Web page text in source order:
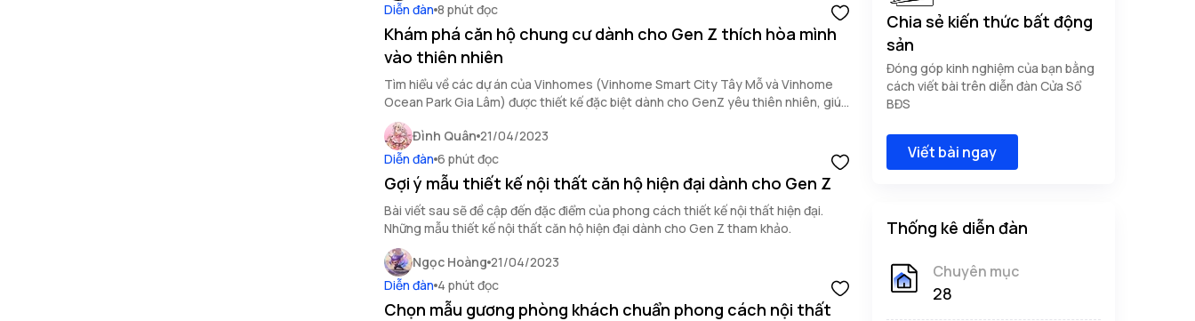
Diễn đàn 8 phút đọc
Khám phá căn hộ chung cư dành cho Gen Z thích hòa mình
vào thiên nhiên
Tìm hiểu về các dự án của Vinhomes (Vinhome Smart City Tây Mỗ và Vinhome
Ocean Park Gia Lâm) được thiết kế đặc biệt dành cho GenZ yêu thiên nhiên, giúp
bạn tìm được không gian sống lý tưởng và tận hưởng cuộc sống xanh mát trong
lòng thành phố.
Đình Quân 21/04/2023
Diễn đàn 6 phút đọc
Gợi ý mẫu thiết kế nội thất căn hộ hiện đại dành cho Gen Z
Bài viết sau sẽ đề cập đến đặc điểm của phong cách thiết kế nội thất hiện đại.
Những mẫu thiết kế nội thất căn hộ hiện đại dành cho Gen Z tham khảo.
Ngọc Hoàng 21/04/2023
Diễn đàn 4 phút đọc
Chọn mẫu gương phòng khách chuẩn phong cách nội thất
Chia sẻ kiến thức bất động
sản
Đóng góp kinh nghiệm của bạn bằng
cách viết bài trên diễn đàn Cửa Sổ
BĐS
Viết bài ngay
Thống kê diễn đàn
Chuyên mục
28